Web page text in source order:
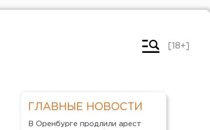
[18+]
ГЛАВНЫЕ НОВОСТИ
В Оренбурге продлили арест